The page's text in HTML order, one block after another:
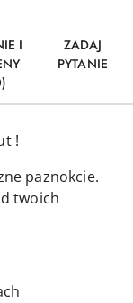
I
ZADAJ
PYTANIE
!
paznokcie.
twoich